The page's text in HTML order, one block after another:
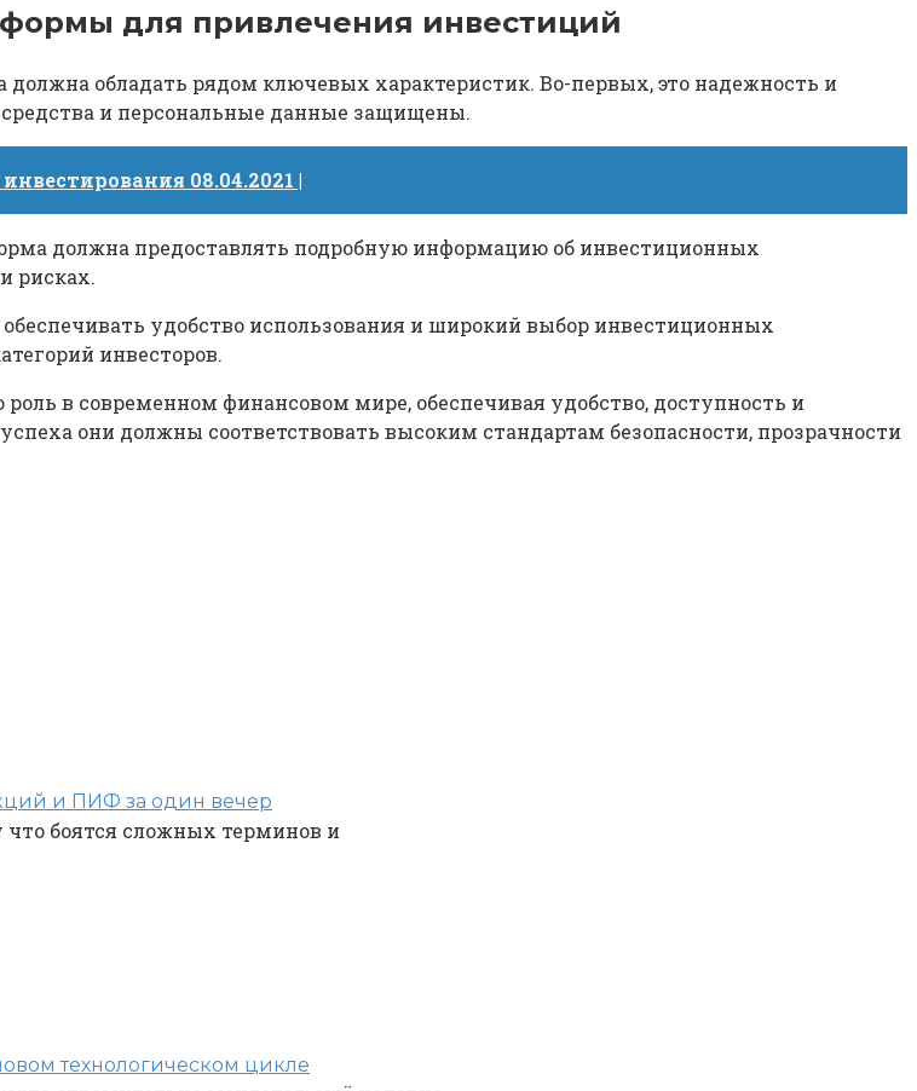
для привлечения инвестиций
обладать рядом ключевых характеристик. Во-первых, это надежность и
и персональные данные защищены.
08.04.2021 |
должна предоставлять подробную информацию об инвестиционных
рисках.
удобство использования и широкий выбор инвестиционных
инвесторов.
в современном финансовом мире, обеспечивая удобство, доступность и
они должны соответствовать высоким стандартам безопасности, прозрачности
и ПИФ за один вечер
боятся сложных терминов и
технологическом цикле